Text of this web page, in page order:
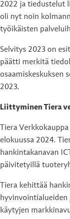
2022 ja tiedustelut
oli nyt noin
työikäisten
Selvitys 2023 on
päätti merkitä
osaamiskeskuksen
2023.
Liittyminen Tiera
Tiera
elokuussa 2024.
hankintakanavan
päivitetyillä
Tiera kehittää
käytyjen